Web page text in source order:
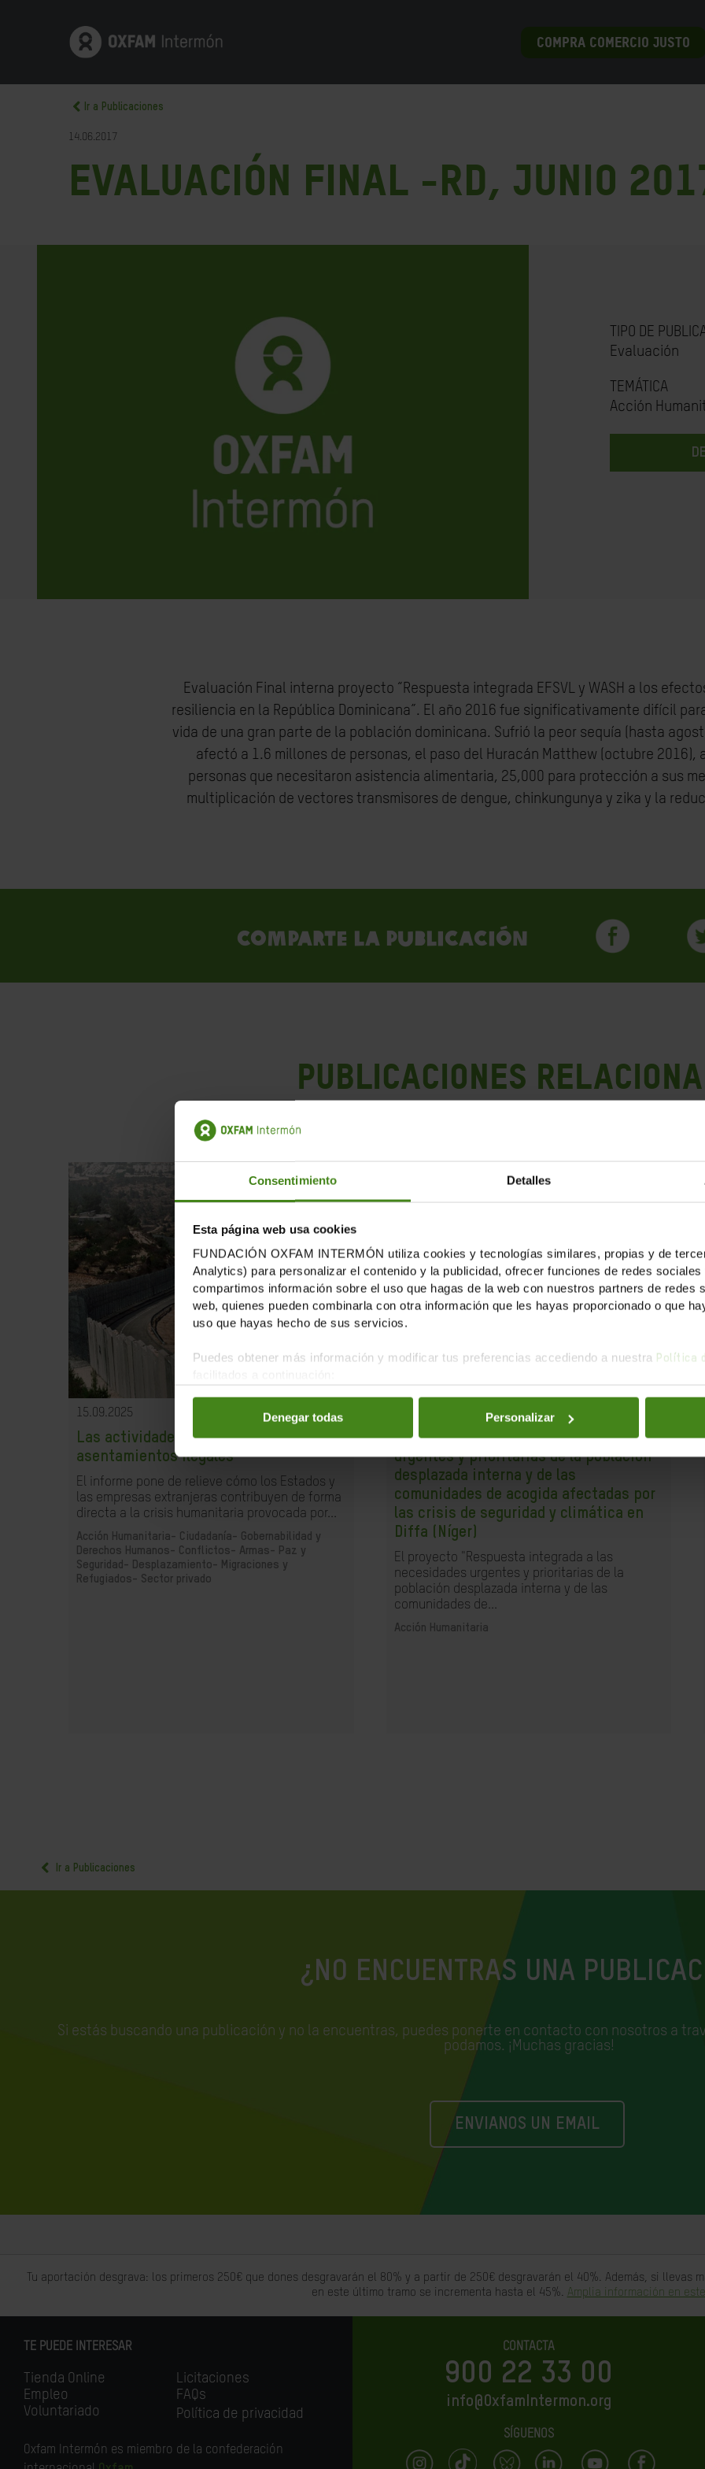
Consentimiento Detalles
Esta página web usa cookies
FUNDACIÓN OXFAM INTERMÓN utiliza cookies y tecnologías similares, propias y de
Analytics) para personalizar el contenido y la publicidad, ofrecer funciones de redes
compartimos información sobre el uso que hagas de la web con nuestros partners de redes
web, quienes pueden combinarla con otra información que les hayas proporcionado o que
uso que hayas hecho de sus servicios.
Puedes obtener más información y modificar tus preferencias accediendo a nuestra Política
Denegar todas Personalizar
COMPRA COMERCIO JUSTO
Ir a Publicaciones
14.06.2017
Evaluación Final -RD, Junio 2017
TIPO DE
Evaluación
TEMÁTICA
Acción
Evaluación Final interna proyecto “Respuesta integrada EFSVL y WASH a los
resiliencia en la República Dominicana”. El año 2016 fue significativamente difícil
vida de una gran parte de la población dominicana. Sufrió la peor sequía (hasta
afectó a 1.6 millones de personas, el paso del Huracán Matthew (octubre 2016),
personas que necesitaron asistencia alimentaria, 25,000 para protección a sus
multiplicación de vectores transmisores de dengue, chinkungunya y zika y la
Comparte la publicación
PUBLICACIONES
15.09.2025
Las actividades comerciales con los
asentamientos ilegales
El informe pone de relieve cómo los Estados y
las empresas extranjeras contribuyen de forma
directa a la crisis humanitaria provocada por...
Acción Humanitaria- Ciudadanía- Gobernabilidad y
Derechos Humanos- Conflictos- Armas- Paz y
Seguridad- Desplazamiento- Migraciones y
Refugiados- Sector privado
Respuesta integrada a las necesidades
urgentes y prioritarias de la población
desplazada interna y de las
comunidades de acogida afectadas por
las crisis de seguridad y climática en
Diffa (Níger)
El proyecto "Respuesta integrada a las
necesidades urgentes y prioritarias de la
población desplazada interna y de las
comunidades de...
Acción Humanitaria
Ir a Publicaciones
¿NO ENCUENTRAS UNA
Si estás buscando una publicación y no la encuentras, puedes ponerte en contacto con nosotros a
podamos. ¡Muchas gracias!
ENVIANOS UN EMAIL
Tu aportación desgrava: los primeros 250€ que dones desgravarán el 80% y a partir de 250€ desgravarán el 40%. Además, si llevas
en este último tramo se incrementa hasta el 45%. Amplia información en
TE PUEDE INTERESAR
Tienda Online
Empleo
Voluntariado
Licitaciones
FAQs
Política de privacidad
Oxfam Intermón es miembro de la confederación
CONTACTA
900 22 33 00
info@OxfamIntermon.org
SÍGUENOS